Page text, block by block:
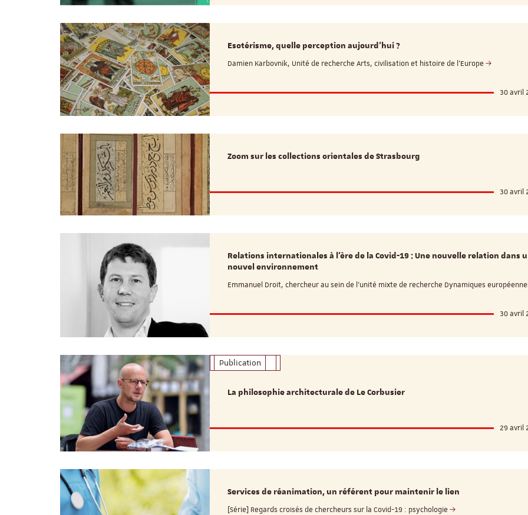
Esotérisme, quelle perception aujourd'hui ?
Damien Karbovnik, Unité de recherche Arts, civilisation et histoire de l'Europe
30 avril
Zoom sur les collections orientales de Strasbourg
30 avril
Relations internationales à l'ère de la Covid-19 : Une nouvelle relation dans
nouvel environnement
Emmanuel Droit, chercheur au sein de l'unité mixte de recherche Dynamiques
30 avril
Publication
La philosophie architecturale de Le Corbusier
29 avril
Services de réanimation, un référent pour maintenir le lien
[Série] Regards croisés de chercheurs sur la Covid-19 : psychologie
Salle